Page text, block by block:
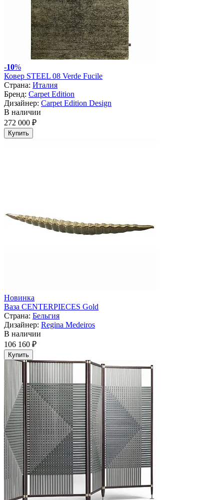
-10%
Ковер STEEL 08 Verde Fucile
Страна: Италия
Бренд: Carpet Edition
Дизайнер: Carpet Edition Design
В наличии
272 000 ₽
Купить
Новинка
Ваза CENTERPIECES Gold
Страна: Бельгия
Дизайнер: Regina Medeiros
В наличии
106 160 ₽
Купить